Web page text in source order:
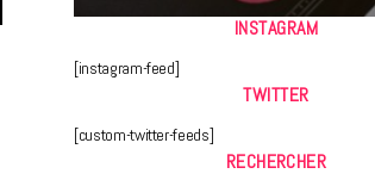
INSTAGRAM
[instagram-feed]
TWITTER
[custom-twitter-feeds]
RECHERCHER